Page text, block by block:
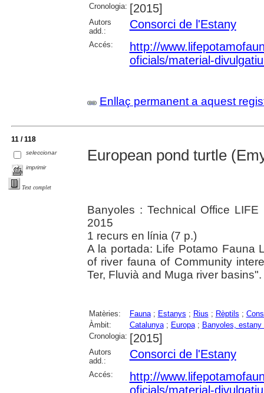
Cronologia: [2015]
Autors
add.:
Consorci de l'Estany
Accés:
http://
oficials/material-
Enllaç permanent a aquest
11 / 118
seleccionar
imprimir
Text complet
European pond turtle
Banyoles : Technical Office
2015
1 recurs en línia (7 p.)
A la portada: Life Potamo Fauna
of river fauna of Community
Ter, Fluvià and Muga river basins".
Matèries: Fauna; Estanys ; Rius ; Rèptils ;
Àmbit:
Catalunya; Europa; Banyoles, estany
Cronologia: [2015]
Autors
add.:
Consorci de l'Estany
Accés:
http://
oficials/material-